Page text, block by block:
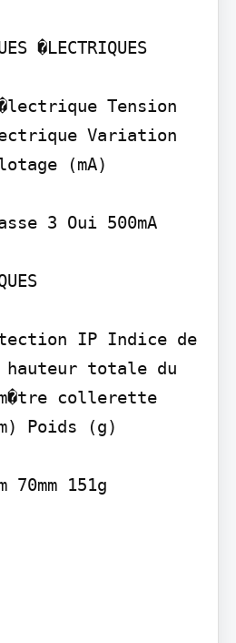
�LECTRIQUES
�lectrique Tension
Variation
(mA)
3 Oui 500mA
IP Indice de
totale du
collerette
Poids (g)
70mm 151g